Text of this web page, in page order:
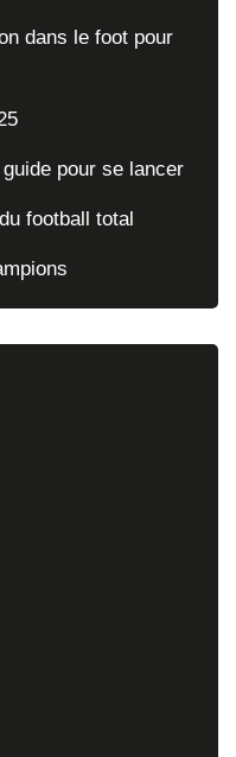
dans le foot pour
pour se lancer
football total